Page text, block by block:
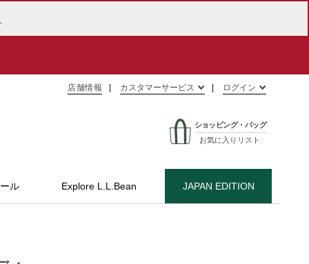
店舗情報 カスタマーサービス ログイン
ショッピング・バッグ
お気に入りリスト
ル Explore L.L.Bean JAPAN EDITION